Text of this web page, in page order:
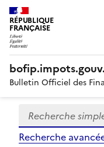
RÉPUBLIQUE
FRANÇAISE
Bulletin Officiel des
Formulaire
de
recherche
Recherche
Recherche